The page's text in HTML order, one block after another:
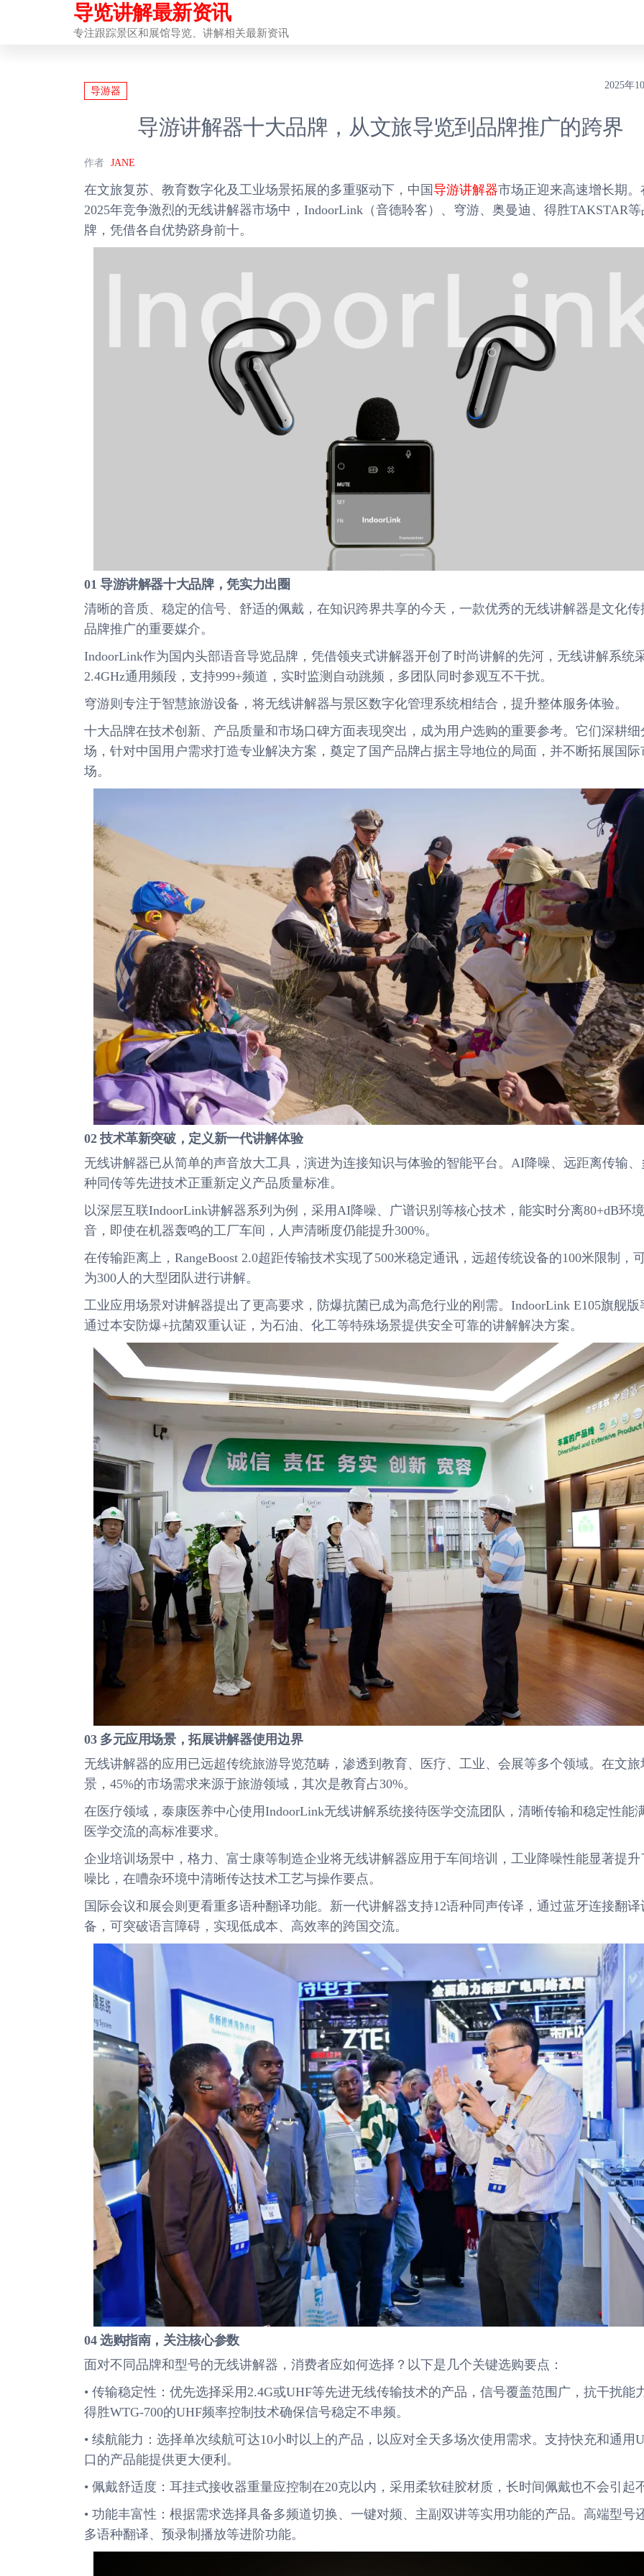
导览讲解最新资讯
专注跟踪景区和展馆导览、讲解相关最新资讯
导游器
2025年
导游讲解器十大品牌，从文旅导览到品牌推广的跨界
作者 JANE
在文旅复苏、教育数字化及工业场景拓展的多重驱动下，中国导游讲解器市场正迎来高速增长期。
2025年竞争激烈的无线讲解器市场中，IndoorLink（音德聆客）、穹游、奥曼迪、得胜TAKSTAR等
牌，凭借各自优势跻身前十。
01 导游讲解器十大品牌，凭实力出圈
清晰的音质、稳定的信号、舒适的佩戴，在知识跨界共享的今天，一款优秀的无线讲解器是文化传
品牌推广的重要媒介。
IndoorLink作为国内头部语音导览品牌，凭借领夹式讲解器开创了时尚讲解的先河，无线讲解系统
2.4GHz通用频段，支持999+频道，实时监测自动跳频，多团队同时参观互不干扰。
穹游则专注于智慧旅游设备，将无线讲解器与景区数字化管理系统相结合，提升整体服务体验。
十大品牌在技术创新、产品质量和市场口碑方面表现突出，成为用户选购的重要参考。它们深耕细
场，针对中国用户需求打造专业解决方案，奠定了国产品牌占据主导地位的局面，并不断拓展国际
场。
02 技术革新突破，定义新一代讲解体验
无线讲解器已从简单的声音放大工具，演进为连接知识与体验的智能平台。AI降噪、远距离传输、
种同传等先进技术正重新定义产品质量标准。
以深层互联IndoorLink讲解器系列为例，采用AI降噪、广谱识别等核心技术，能实时分离80+dB环
音，即使在机器轰鸣的工厂车间，人声清晰度仍能提升300%。
在传输距离上，RangeBoost 2.0超距传输技术实现了500米稳定通讯，远超传统设备的100米限制，
为300人的大型团队进行讲解。
工业应用场景对讲解器提出了更高要求，防爆抗菌已成为高危行业的刚需。IndoorLink E105旗舰版
通过本安防爆+抗菌双重认证，为石油、化工等特殊场景提供安全可靠的讲解解决方案。
03 多元应用场景，拓展讲解器使用边界
无线讲解器的应用已远超传统旅游导览范畴，渗透到教育、医疗、工业、会展等多个领域。在文旅
景，45%的市场需求来源于旅游领域，其次是教育占30%。
在医疗领域，泰康医养中心使用IndoorLink无线讲解系统接待医学交流团队，清晰传输和稳定性能
医学交流的高标准要求。
企业培训场景中，格力、富士康等制造企业将无线讲解器应用于车间培训，工业降噪性能显著提升
噪比，在嘈杂环境中清晰传达技术工艺与操作要点。
国际会议和展会则更看重多语种翻译功能。新一代讲解器支持12语种同声传译，通过蓝牙连接翻译
备，可突破语言障碍，实现低成本、高效率的跨国交流。
04 选购指南，关注核心参数
面对不同品牌和型号的无线讲解器，消费者应如何选择？以下是几个关键选购要点：
• 传输稳定性：优先选择采用2.4G或UHF等先进无线传输技术的产品，信号覆盖范围广，抗干扰能
得胜WTG-700的UHF频率控制技术确保信号稳定不串频。
• 续航能力：选择单次续航可达10小时以上的产品，以应对全天多场次使用需求。支持快充和通用
口的产品能提供更大便利。
• 佩戴舒适度：耳挂式接收器重量应控制在20克以内，采用柔软硅胶材质，长时间佩戴也不会引起
• 功能丰富性：根据需求选择具备多频道切换、一键对频、主副双讲等实用功能的产品。高端型号
多语种翻译、预录制播放等进阶功能。